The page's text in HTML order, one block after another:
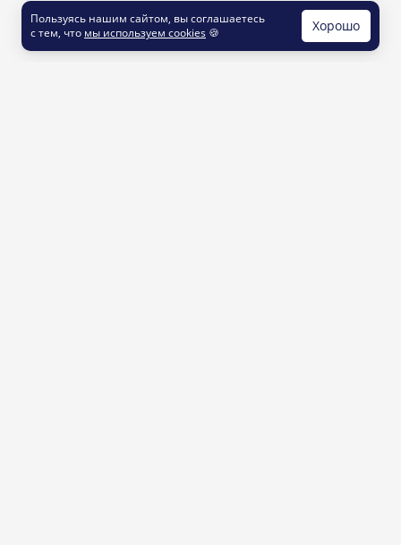
Пользуясь нашим сайтом, вы соглашаетесь
с тем, что мы используем cookies 🍪 Хорошо